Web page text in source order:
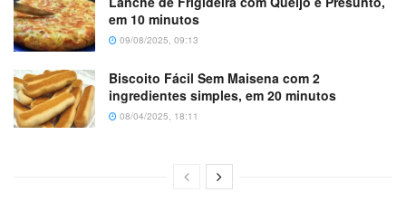
em 10 minutos
09/08/2025, 09:13
Biscoito Fácil Sem Maisena com 2
ingredientes simples, em 20 minutos
08/04/2025, 18:11